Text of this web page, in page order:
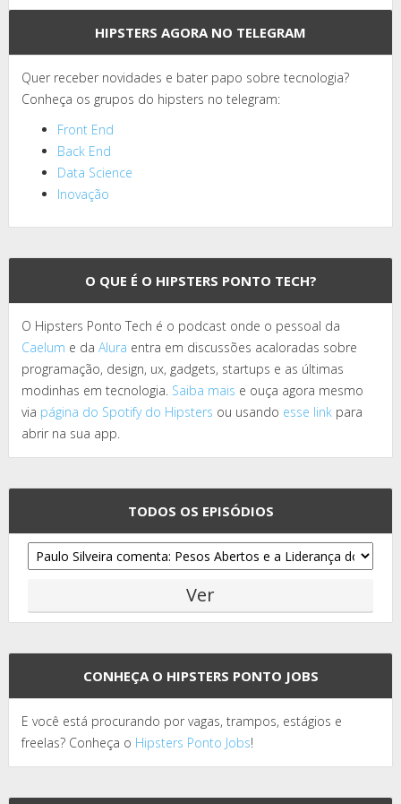
HIPSTERS AGORA NO TELEGRAM
Quer receber novidades e bater papo sobre tecnologia?
Conheça os grupos do hipsters no telegram:
Front End
Back End
Data Science
Inovação
O QUE É O HIPSTERS PONTO TECH?
O Hipsters Ponto Tech é o podcast onde o pessoal da
Caelum e da Alura entra em discussões acaloradas sobre
programação, design, ux, gadgets, startups e as últimas
modinhas em tecnologia. Saiba mais e ouça agora mesmo
via página do Spotify do Hipsters ou usando esse link para
abrir na sua app.
TODOS OS EPISÓDIOS
CONHEÇA O HIPSTERS PONTO JOBS
E você está procurando por vagas, trampos, estágios e
freelas? Conheça o Hipsters Ponto Jobs!